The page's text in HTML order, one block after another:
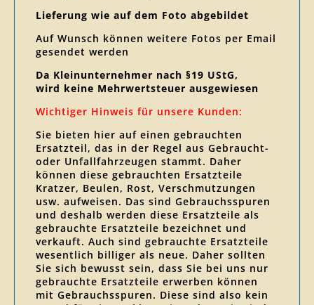
Lieferung wie auf dem Foto abgebildet
Auf Wunsch können weitere Fotos per Email
gesendet werden
Da Kleinunternehmer nach §19 UStG,
wird keine Mehrwertsteuer ausgewiesen
Wichtiger Hinweis für unsere Kunden:
Sie bieten hier auf einen gebrauchten
Ersatzteil, das in der Regel aus Gebraucht-
oder Unfallfahrzeugen stammt. Daher
können diese gebrauchten Ersatzteile
Kratzer, Beulen, Rost, Verschmutzungen
usw. aufweisen. Das sind Gebrauchsspuren
und deshalb werden diese Ersatzteile als
gebrauchte Ersatzteile bezeichnet und
verkauft. Auch sind gebrauchte Ersatzteile
wesentlich billiger als neue. Daher sollten
Sie sich bewusst sein, dass Sie bei uns nur
gebrauchte Ersatzteile erwerben können
mit Gebrauchsspuren. Diese sind also kein